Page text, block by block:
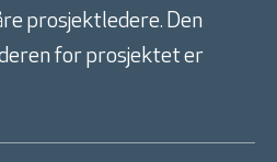
prosjektledere. Den
for prosjektet er